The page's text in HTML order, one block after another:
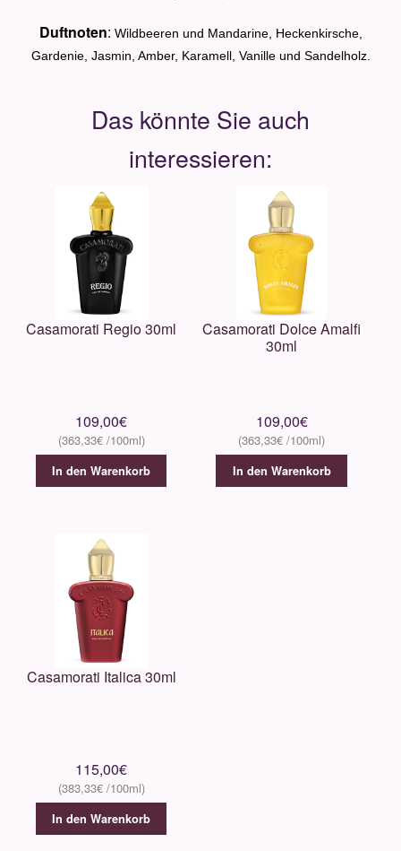
Duftnoten: Wildbeeren und Mandarine, Heckenkirsche,
Gardenie, Jasmin, Amber, Karamell, Vanille und Sandelholz.
Casamorati Regio 30ml
109,00€
363,33€
In den Warenkorb
Casamorati Dolce Amalfi
30ml
109,00€
363,33€
In den Warenkorb
Casamorati Italica 30ml
115,00€
383,33€
In den Warenkorb